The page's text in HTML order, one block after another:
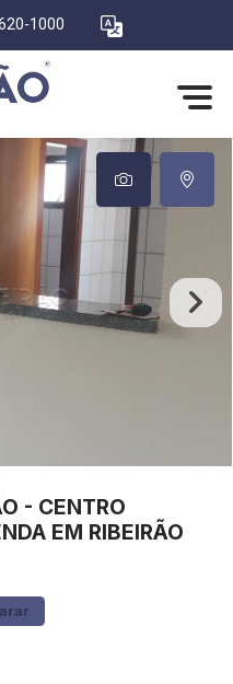
1000
- CENTRO
EM RIBEIRÃO